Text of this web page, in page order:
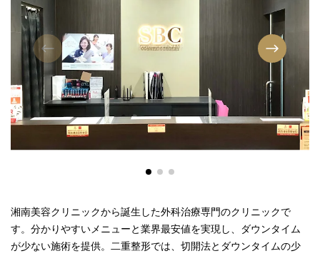
湘南美容クリニックから誕生した外科治療専門のクリニックで
す。分かりやすいメニューと業界最安値を実現し、ダウンタイム
が少ない施術を提供。二重整形では、切開法とダウンタイムの少